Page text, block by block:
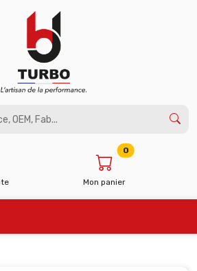
Mon panier
0
cookies